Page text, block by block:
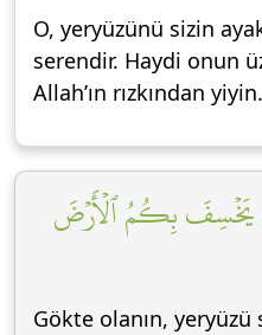
O, yeryüzünü sizin
serendir. Haydi onun
Allah’ın rızkından
يَخۡسِفَ بِكُمُ ٱلۡأَرۡضَ
Gökte olanın, yeryüzü